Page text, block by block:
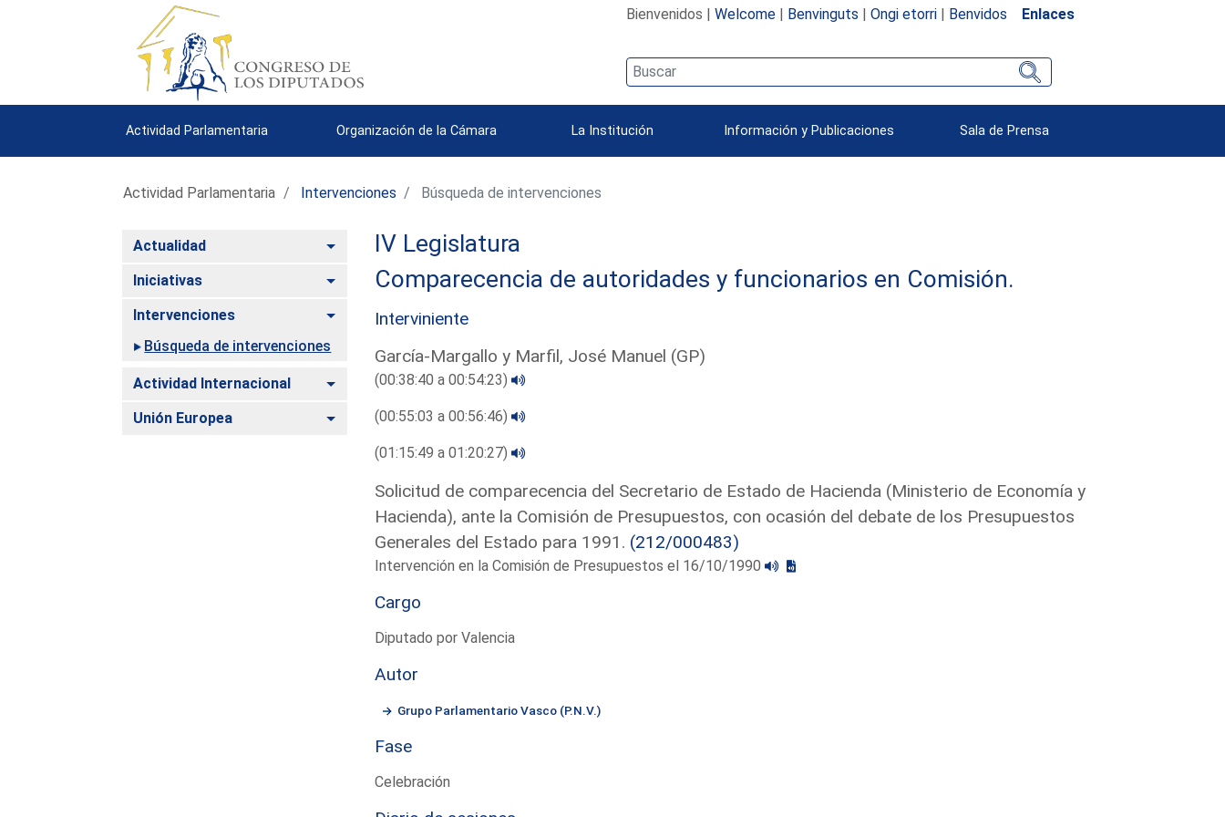
Bienvenidos | Welcome| Benvinguts | Ongi etorri| Benvidos Enlaces
Actividad Parlamentaria Organización de la Cámara La Institución Información y Publicaciones Sala de Prensa
Actividad Parlamentaria Intervenciones Búsqueda de intervenciones
Actualidad Alternar
Iniciativas Alternar
Intervenciones
Alternar
Búsqueda de intervenciones
Actividad Internacional Alternar
Unión Europea Alternar
IV Legislatura
Comparecencia de autoridades y funcionarios en Comisión.
Interviniente
García-Margallo y Marfil, José Manuel (GP)
(00:38:40 a 00:54:23)
(00:55:03 a 00:56:46)
(01:15:49 a 01:20:27)
Solicitud de comparecencia del Secretario de Estado de Hacienda (Ministerio de Economía y
Hacienda), ante la Comisión de Presupuestos, con ocasión del debate de los Presupuestos
Generales del Estado para 1991. (212/000483)
Intervención en la Comisión de Presupuestos el 16/10/1990
Cargo
Diputado por Valencia
Autor
Grupo Parlamentario Vasco (P.N.V.)
Fase
Celebración